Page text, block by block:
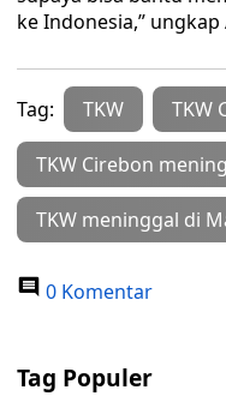
ke Indonesia,” ungkap
Tag: TKW TKW
TKW Cirebon
TKW meninggal di
0 Komentar
Tag Populer